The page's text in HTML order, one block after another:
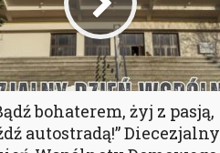
bohaterem, żyj z pasją,
autostradą!” Diecezjalny